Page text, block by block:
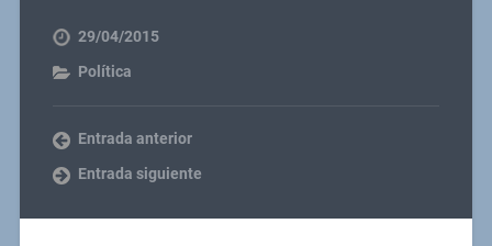
29/04/2015
Política
Entrada anterior
Entrada siguiente